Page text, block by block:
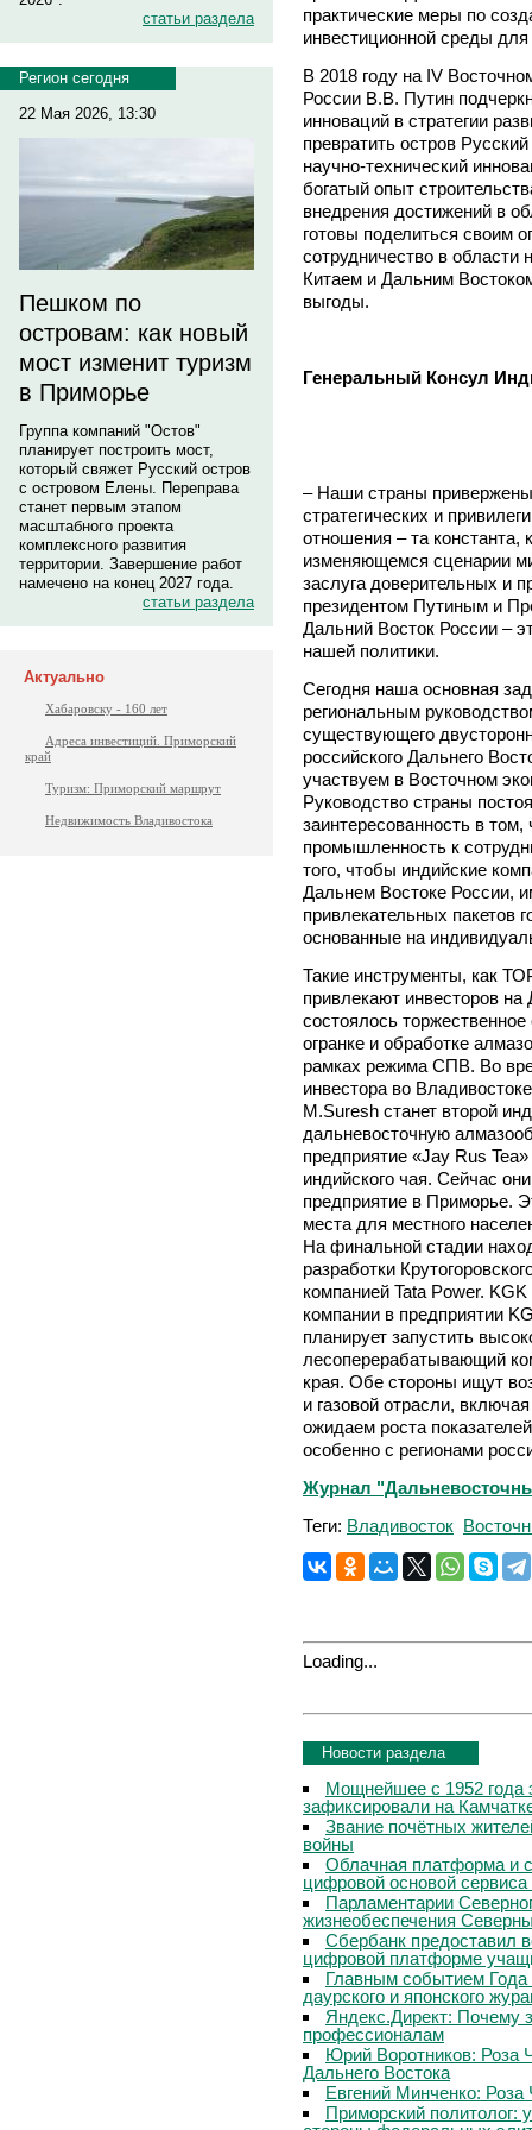
статьи раздела
Регион сегодня
22 Мая 2026, 13:30
Пешком по
островам: как новый
мост изменит туризм
в Приморье
Группа компаний "Остов"
планирует построить мост,
который свяжет Русский остров
с островом Елены. Переправа
станет первым этапом
масштабного проекта
комплексного развития
территории. Завершение работ
намечено на конец 2027 года.
статьи раздела
Актуально
Хабаровску - 160 лет
Адреса инвестиций. Приморский
край
Туризм: Приморский маршрут
Недвижимость Владивостока
практические меры по
инвестиционной среды
В 2018 году на IV
России В.В. Путин
инноваций в стратегии
превратить остров
научно-технический
богатый опыт
внедрения достижений в
готовы поделиться своим
сотрудничество в области
Китаем и Дальним
выгоды.
Генеральный Консул
– Наши страны
стратегических и
отношения – та константа,
изменяющемся сценарии
заслуга доверительных и
президентом Путиным и
Дальний Восток России –
нашей политики.
Сегодня наша основная
региональным
существующего
российского Дальнего
участвуем в Восточном
Руководство страны
заинтересованность в
промышленность к
того, чтобы индийские
Дальнем Востоке России,
привлекательных пакетов
основанные на
Такие инструменты, как
привлекают инвесторов
состоялось
огранке и обработке
рамках режима СПВ. Во
инвестора во
M.Suresh станет второй
дальневосточную
предприятие «Jay Rus
индийского чая. Сейчас
предприятие в Приморье.
места для местного
На финальной стадии
разработки
компанией Tata Power.
компании в предприятии
планирует запустить
лесоперерабатывающий
края. Обе стороны ищут
и газовой отрасли,
ожидаем роста
особенно с регионами
Журнал
Теги: Владивосток
Loading...
Новости раздела
Мощнейшее с 1952 года
зафиксировали на
Звание почётных
войны
Облачная платформа и
цифровой основой
Парламентарии
жизнеобеспечения
Сбербанк предоставил
цифровой платформе
Главным событием
даурского и японского
Яндекс.Директ: Почему
профессионалам
Юрий Воротников: Роза
Дальнего Востока
Евгений Минченко: Роза
Приморский политолог: